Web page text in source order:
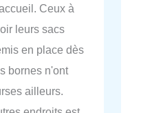
Ceux à
leurs sacs
en place dès
bornes n'ont
ailleurs.